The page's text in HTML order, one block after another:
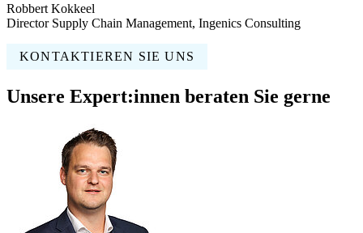
Robbert Kokkeel
Director Supply Chain Management, Ingenics Consulting
KONTAKTIEREN SIE UNS
Unsere Expert:innen beraten Sie gerne